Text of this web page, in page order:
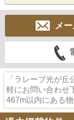
メ
「ラレーブ光が
軽にお問い合わせ
467m以内にある